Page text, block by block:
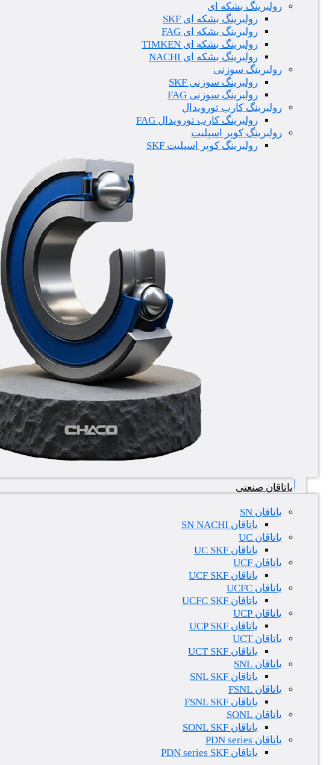
رولبرینگ بشکه ای
رولبرینگ بشکه ای SKF
رولبرینگ بشکه ای FAG
رولبرینگ بشکه ای TIMKEN
رولبرینگ بشکه ای NACHI
رولبرینگ سوزنی
رولبرینگ سوزنی SKF
رولبرینگ سوزنی FAG
رولبرینگ کارب تورویدال
رولبرینگ کارب تورویدال FAG
رولبرینگ کوپر اسپلیت
رولبرینگ کوپر اسپلیت SKF
یاتاقان صنعتی
یاتاقان SN
یاتاقان SN NACHI
یاتاقان UC
یاتاقان UC SKF
یاتاقان UCF
یاتاقان UCF SKF
یاتاقان UCFC
یاتاقان UCFC SKF
یاتاقان UCP
یاتاقان UCP SKF
یاتاقان UCT
یاتاقان UCT SKF
یاتاقان SNL
یاتاقان SNL SKF
یاتاقان FSNL
یاتاقان FSNL SKF
یاتاقان SONL
یاتاقان SONL SKF
یاتاقان PDN series
یاتاقان PDN series SKF